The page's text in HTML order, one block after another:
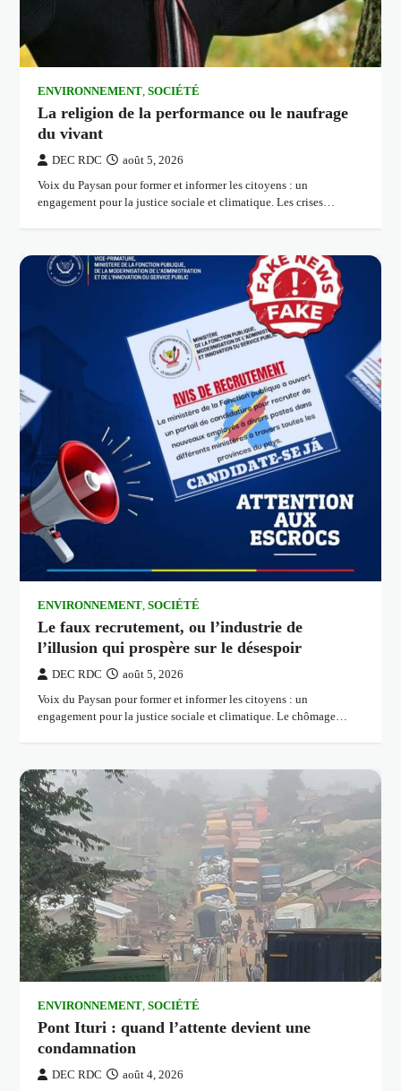
ENVIRONNEMENT ,SOCIÉTÉ
La religion de la performance ou le naufrage
du vivant
DEC RDC août 5, 2026
Voix du Paysan pour former et informer les citoyens : un
engagement pour la justice sociale et climatique. Les crises…
ENVIRONNEMENT,SOCIÉTÉ
Le faux recrutement, ou l’industrie de
l’illusion qui prospère sur le désespoir
DEC RDC août 5, 2026
Voix du Paysan pour former et informer les citoyens : un
engagement pour la justice sociale et climatique. Le chômage…
ENVIRONNEMENT ,SOCIÉTÉ
Pont Ituri : quand l’attente devient une
condamnation
DEC RDC août 4, 2026